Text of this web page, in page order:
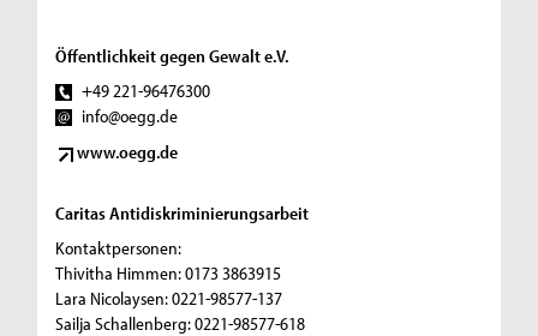
Öffentlichkeit gegen Gewalt e.V.
+49 221-96476300
info@oegg.de
www.oegg.de
Caritas Antidiskriminierungsarbeit
Kontaktpersonen:
Thivitha Himmen: 0173 3863915
Lara Nicolaysen: 0221-98577-137
Sailja Schallenberg: 0221-98577-618